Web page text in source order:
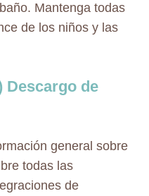
Mantenga todas
de los niños y las
Descargo de
general sobre
todas las
de